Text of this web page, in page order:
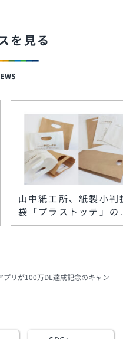
を見る
山中紙工所、紙製小判
袋「プラストッテ」の
格製造を開始 低コス
プリが100万DL達成記念のキャン